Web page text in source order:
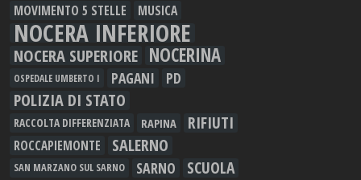
MOVIMENTO 5 STELLE MUSICA
NOCERA INFERIORE
NOCERA SUPERIORE NOCERINA
OSPEDALE UMBERTO I PAGANI PD
POLIZIA DI STATO
RACCOLTA DIFFERENZIATA RAPINA RIFIUTI
ROCCAPIEMONTE SALERNO
SAN MARZANO SUL SARNO SARNO SCUOLA